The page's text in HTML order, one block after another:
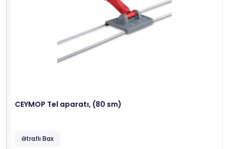
CEYMOP Tel aparatı, (80 sm)
Ətraflı Bax